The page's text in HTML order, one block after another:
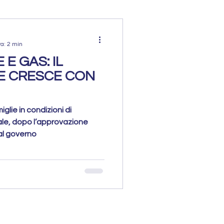
E GAS: IL
CRESCE CON
in condizioni di
dopo l’approvazione
governo
2 min